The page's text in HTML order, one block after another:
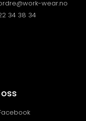
wear.no
34 38 34